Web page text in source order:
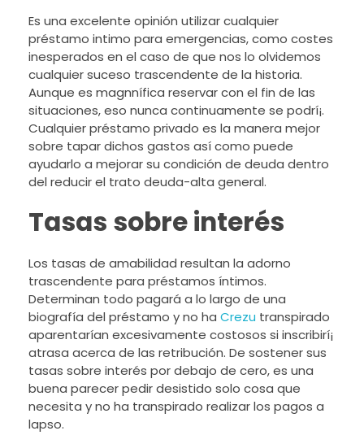
Es una excelente opinión utilizar cualquier
préstamo intimo para emergencias, como costes
inesperados en el caso de que nos lo olvidemos
cualquier suceso trascendente de la historia.
Aunque es magnnífica reservar con el fin de las
situaciones, eso nunca continuamente se podrí¡.
Cualquier préstamo privado es la manera mejor
sobre tapar dichos gastos así­ como puede
ayudarlo a mejorar su condición de deuda dentro
del reducir el trato deuda-alta general.
Tasas sobre interés
Los tasas de amabilidad resultan la adorno
trascendente para préstamos íntimos.
Determinan todo pagará a lo largo de una
biografía del préstamo y no ha Crezu transpirado
aparentarían excesivamente costosos si inscribirí¡
atrasa acerca de las retribución. De sostener sus
tasas sobre interés por debajo de cero, es una
buena parecer pedir desistido solo cosa que
necesita y no ha transpirado realizar los pagos a
lapso.